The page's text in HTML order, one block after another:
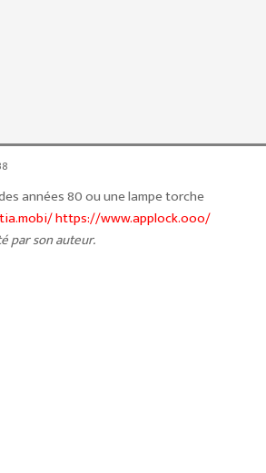
années 80 ou une lampe torche
https://www.applock.ooo/
par son auteur.